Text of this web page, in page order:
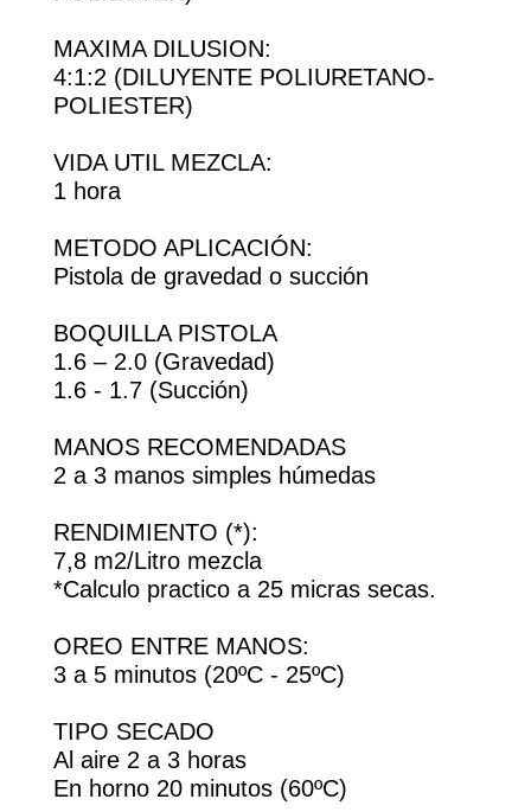
MAXIMA DILUSION:
4:1:2 (DILUYENTE POLIURETANO-
POLIESTER)
VIDA UTIL MEZCLA:
1 hora
METODO APLICACIÓN:
Pistola de gravedad o succión
BOQUILLA PISTOLA
1.6 – 2.0 (Gravedad)
1.6 - 1.7 (Succión)
MANOS RECOMENDADAS
2 a 3 manos simples húmedas
RENDIMIENTO (*):
7,8 m2/Litro mezcla
*Calculo practico a 25 micras secas.
OREO ENTRE MANOS:
3 a 5 minutos (20ºC - 25ºC)
TIPO SECADO
Al aire 2 a 3 horas
En horno 20 minutos (60ºC)